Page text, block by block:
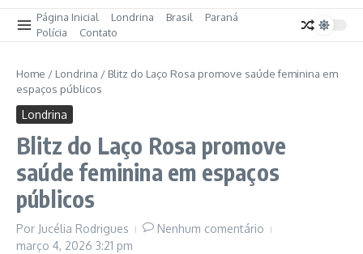
Página Inicial Londrina Brasil
Paraná
Polícia
Contato
Home / Londrina / Blitz do Laço Rosa promove saúde feminina em
espaços públicos
Londrina
Blitz do Laço Rosa promove
saúde feminina em espaços
públicos
Por Jucélia Rodrigues
Nenhum comentário
março 4, 2026 3:21 pm